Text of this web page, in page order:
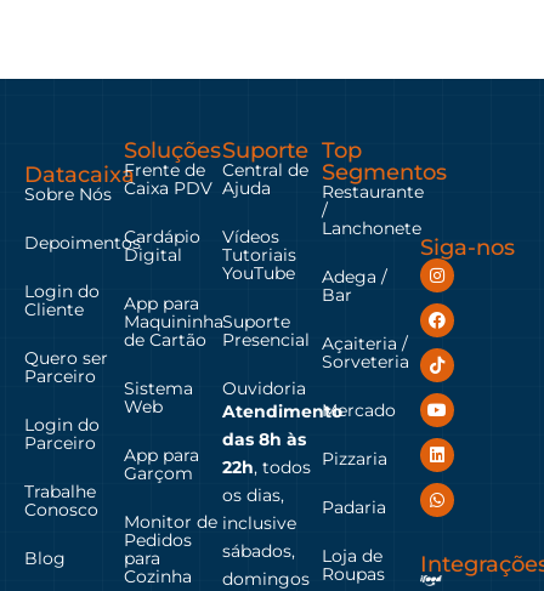
Datacaixa
Sobre Nós
Depoimentos
Login do
Cliente
Quero ser
Parceiro
Login do
Parceiro
Trabalhe
Conosco
Blog
Soluções
Frente de
Caixa PDV
Cardápio
Digital
App para
Maquininha
de Cartão
Sistema
Web
App para
Garçom
Monitor de
Pedidos
para
Cozinha
Suporte
Central de
Ajuda
Vídeos
Tutoriais
YouTube
Suporte
Presencial
Ouvidoria
Atendimento
das 8h às
22h, todos
os dias,
inclusive
sábados,
domingos
Top
Segmentos
Restaurante
/
Lanchonete
Adega /
Bar
Açaiteria /
Sorveteria
Mercado
Pizzaria
Padaria
Loja de
Roupas
Siga-nos